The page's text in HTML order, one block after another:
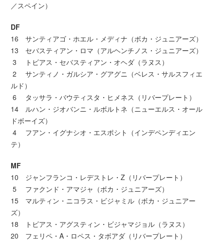
／スペイン）
DF
16 サンティアゴ・ホエル・メディナ（ボカ・ジュニアーズ）
13 セバスティアン・ロマ（アルヘンチノス・ジュニアーズ）
3 トビアス・セバスティアン・オヘダ（ラヌス）
2 サンティノ・ガルシア・グアグニ（ベレス・サルスフィエ
ルド）
6 タッサラ・バウティスタ・ヒメネス（リバープレート）
14 ルハン・ジオバンニ・ルボルトネ（ニューエルス・オール
ドボーイズ）
4 フアン・イグナシオ・エスポシト（インデペンディエン
テ）
MF
10 ジャンフランコ・レデストレ・Z（リバープレート）
5 ファクンド・アマジャ（ボカ・ジュニアーズ）
15 マルティン・ニコラス・ビジャミル（ボカ・ジュニアー
ズ）
18 トビアス・アグスティン・ビジャマジョル（ラヌス）
20 フェリペ・A・ロペス・タボアダ（リバープレート）